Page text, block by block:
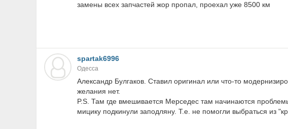
замены всех запчастей жор пропал, проехал уже 8500 км
spartak6996
Одесса
Александр Булгаков. Ставил оригинал или что-то
желания нет.
P.S. Там где вмешивается Мерседес там начинаются
мицику подкинули заподляну. Т.е. не помогли выбраться из